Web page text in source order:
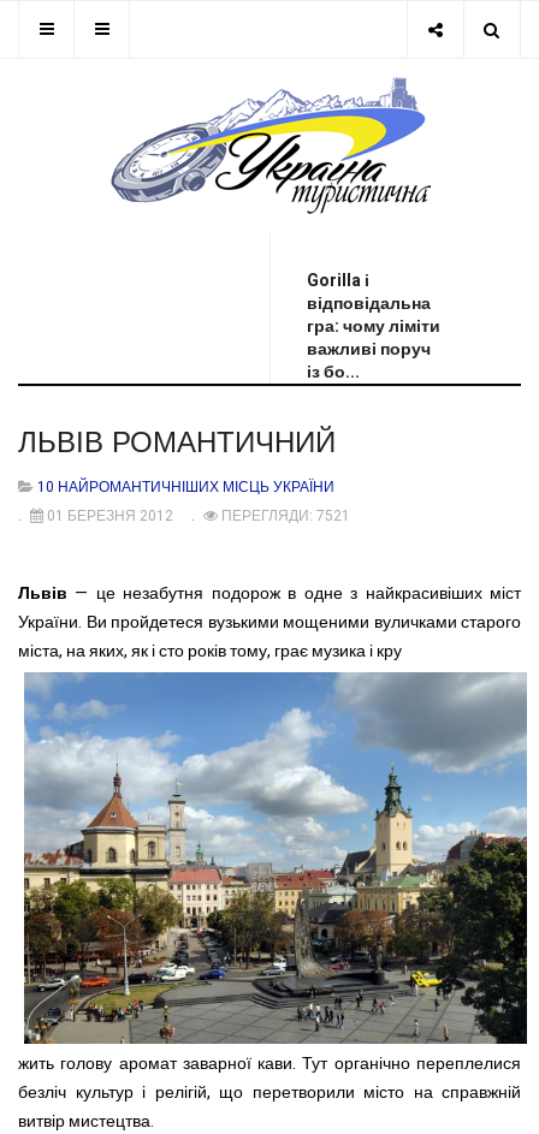
Gorilla і
відповідальна
гра: чому ліміти
важливі поруч
із бо...
ЛЬВІВ РОМАНТИЧНИЙ
10 НАЙРОМАНТИЧНІШИХ МІСЦЬ УКРАЇНИ
01 БЕРЕЗНЯ 2012
ПЕРЕГЛЯДИ: 7521
Львів — це незабутня подорож в одне з найкрасивіших міст
України. Ви пройдетеся вузькими мощеними вуличками старого
міста, на яких, як і сто років тому, грає музика і кру
жить голову аромат заварної кави. Тут органічно переплелися
безліч культур і релігій, що перетворили місто на справжній
витвір мистецтва.